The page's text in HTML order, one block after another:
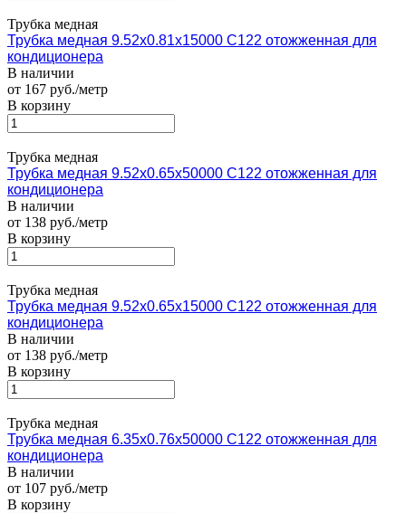
Трубка медная
Трубка медная 9.52х0.81х15000 С122 отожженная для
кондиционера
В наличии
от 167 руб./метр
В корзину
Трубка медная
Трубка медная 9.52х0.65х50000 С122 отожженная для
кондиционера
В наличии
от 138 руб./метр
В корзину
Трубка медная
Трубка медная 9.52х0.65х15000 С122 отожженная для
кондиционера
В наличии
от 138 руб./метр
В корзину
Трубка медная
Трубка медная 6.35х0.76х50000 С122 отожженная для
кондиционера
В наличии
от 107 руб./метр
В корзину